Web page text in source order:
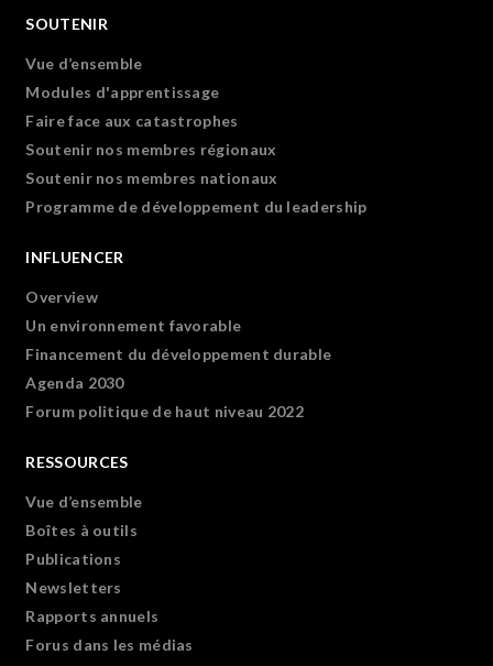
SOUTENIR
Vue d’ensemble
Modules d'apprentissage
Faire face aux catastrophes
Soutenir nos membres régionaux
Soutenir nos membres nationaux
Programme de développement du leadership
INFLUENCER
Overview
Un environnement favorable
Financement du développement durable
Agenda 2030
Forum politique de haut niveau 2022
RESSOURCES
Vue d’ensemble
Boîtes à outils
Publications
Newsletters
Rapports annuels
Forus dans les médias